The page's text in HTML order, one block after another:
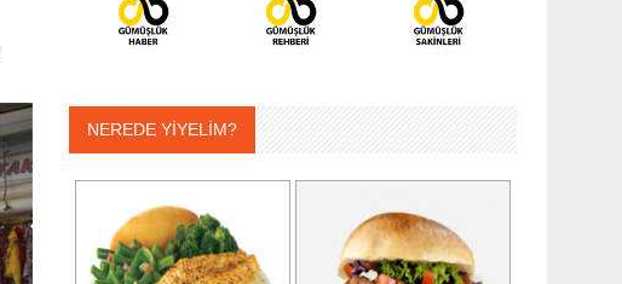
NEREDE YİYELİM?